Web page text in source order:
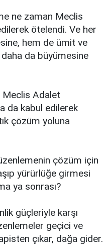
ne zaman Meclis
ötelendi. Ve her
hem de ümit ve
da büyümesine
Meclis Adalet
da kabul edilerek
çözüm yoluna
çözüm için
yürürlüğe girmesi
ya sonrası?
güçleriyle karşı
geçici ve
çıkar, dağa gider.